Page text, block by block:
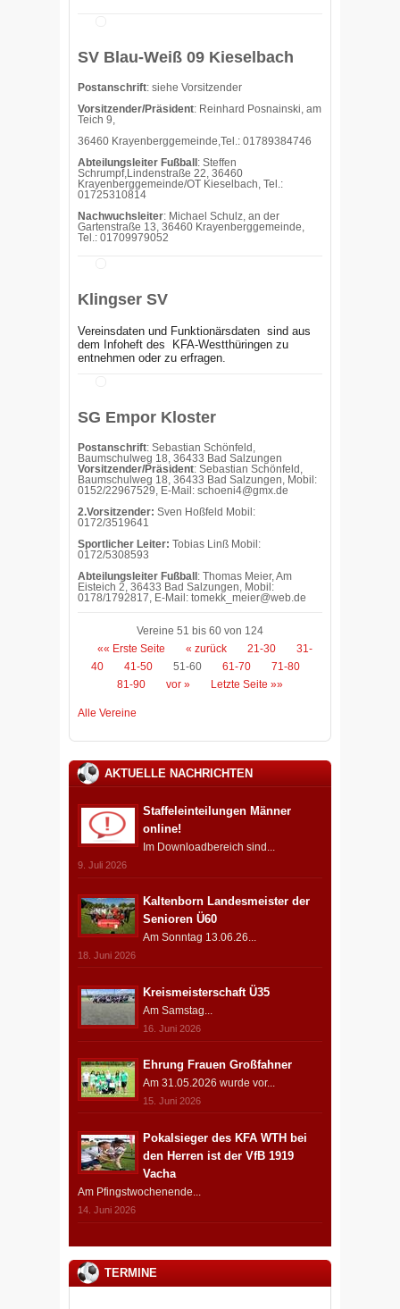
SV Blau-Weiß 09 Kieselbach
Postanschrift: siehe Vorsitzender
Vorsitzender/Präsident: Reinhard Posnainski, am
Teich 9,
36460 Krayenberggemeinde,Tel.: 01789384746
Abteilungsleiter Fußball : Steffen
Schrumpf,Lindenstraße 22, 36460
Krayenberggemeinde/OT Kieselbach, Tel.:
01725310814
Nachwuchsleiter: Michael Schulz, an der
Gartenstraße 13, 36460 Krayenberggemeinde,
Tel.: 01709979052
Klingser SV
Vereinsdaten und Funktionärsdaten sind aus
dem Infoheft des
KFA-Westthüringen zu
entnehmen oder zu erfragen.
SG Empor Kloster
Postanschrift: Sebastian Schönfeld,
Baumschulweg 18, 36433 Bad Salzungen
Vorsitzender/Präsident: Sebastian Schönfeld,
Baumschulweg 18, 36433 Bad Salzungen, Mobil:
0152/22967529, E-Mail: schoeni4@gmx.de
2.Vorsitzender: Sven Hoßfeld Mobil:
0172/3519641
Sportlicher Leiter: Tobias Linß Mobil:
0172/5308593
Abteilungsleiter Fußball : Thomas Meier, Am
Eisteich 2, 36433 Bad Salzungen, Mobil:
0178/1792817, E-Mail: tomekk_meier@web.de
Vereine 51 bis 60 von 124
«« Erste Seite
« zurück 21-30
31-
40
41-50 51-60 61-70
71-80
81-90
vor » Letzte Seite »»
Alle Vereine
AKTUELLE NACHRICHTEN
Staffeleinteilungen Männer
online!
Im Downloadbereich sind...
9. Juli 2026
Kaltenborn Landesmeister der
Senioren Ü60
Am Sonntag 13.06.26...
18. Juni 2026
Kreismeisterschaft Ü35
Am Samstag...
16. Juni 2026
Ehrung Frauen Großfahner
Am 31.05.2026 wurde vor...
15. Juni 2026
Pokalsieger des KFA WTH bei
den Herren ist der VfB 1919
Vacha
Am Pfingstwochenende...
14. Juni 2026
TERMINE